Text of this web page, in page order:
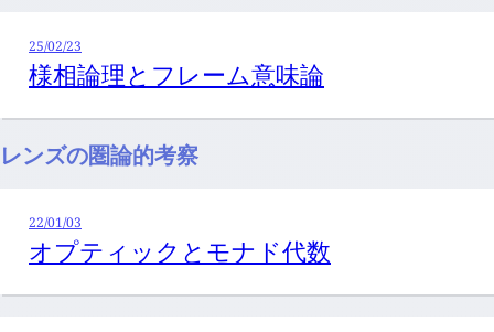
25/02/23
様相論理とフレーム意味論
レンズの圏論的考察
22/01/03
オプティックとモナド代数